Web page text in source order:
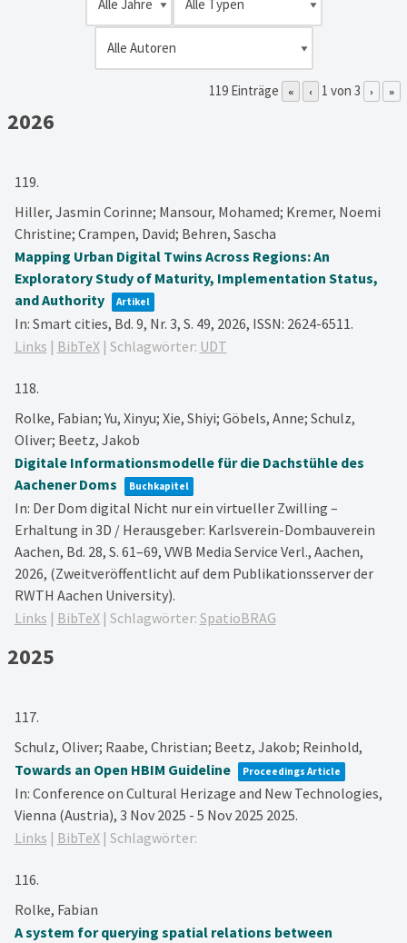
119 Einträge « ‹ 1 von 3 › »
2026
119.
Hiller, Jasmin Corinne; Mansour, Mohamed; Kremer, Noemi
Christine; Crampen, David; Behren, Sascha
Mapping Urban Digital Twins Across Regions: An
Exploratory Study of Maturity, Implementation Status,
and Authority
Artikel
In: Smart cities, Bd. 9, Nr. 3, S. 49, 2026, ISSN: 2624-6511.
Links | BibTeX| Schlagwörter: UDT
118.
Rolke, Fabian; Yu, Xinyu; Xie, Shiyi; Göbels, Anne; Schulz,
Oliver; Beetz, Jakob
Digitale Informationsmodelle für die Dachstühle des
Aachener Doms
Buchkapitel
In: Der Dom digital Nicht nur ein virtueller Zwilling –
Erhaltung in 3D / Herausgeber: Karlsverein-Dombauverein
Aachen, Bd. 28, S. 61–69, VWB Media Service Verl., Aachen,
2026, (Zweitveröffentlicht auf dem Publikationsserver der
RWTH Aachen University).
Links | BibTeX| Schlagwörter: SpatioBRAG
2025
117.
Schulz, Oliver; Raabe, Christian; Beetz, Jakob; Reinhold,
Towards an Open HBIM Guideline
Proceedings Article
In: Conference on Cultural Herizage and New Technologies,
Vienna (Austria), 3 Nov 2025 - 5 Nov 2025 2025.
Links | BibTeX| Schlagwörter:
116.
Rolke, Fabian
A system for querying spatial relations between